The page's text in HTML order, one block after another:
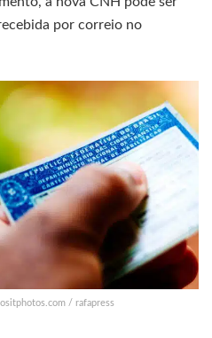
por correio no
/ rafapress